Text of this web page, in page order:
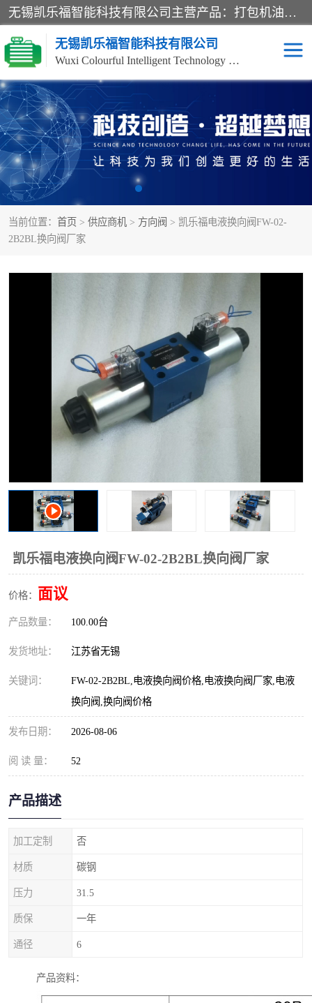
无锡凯乐福智能科技有限公司主营产品：打包机油泵、风冷式油冷却器、液压阀、液压泵、冷却器、过滤器及气动元器件。公司主导生产齿轮泵、齿轮马达、液压阀等产品。共计100多个系列、3000余种规格。覆盖了液压系统的动力元件、控制元件和执行元件，具备较强的成套供货、服务能力。
无锡凯乐福智能科技有限公司
Wuxi Colourful Intelligent Technology Co., Ltd
当前位置： 首页 > 供应商机 > 方向阀 > 凯乐福电液换向阀FW-02-
2B2BL换向阀厂家
凯乐福电液换向阀FW-02-2B2BL换向阀厂家
价格： 面议
产品数量： 100.00台
发货地址： 江苏省无锡
关键词：
FW-02-2B2BL,电液换向阀价格,电液换向阀厂家,电液
换向阀,换向阀价格
发布日期： 2026-08-06
阅 读 量： 52
产品描述
加工定制 否
材质 碳钢
压力 31.5
质保 一年
通径 6
产品资料：
齿轮泵 机床冷却泵
风冷式油冷却器 叶片泵
液压马达
柱塞泵 方向阀
列管式油冷却器